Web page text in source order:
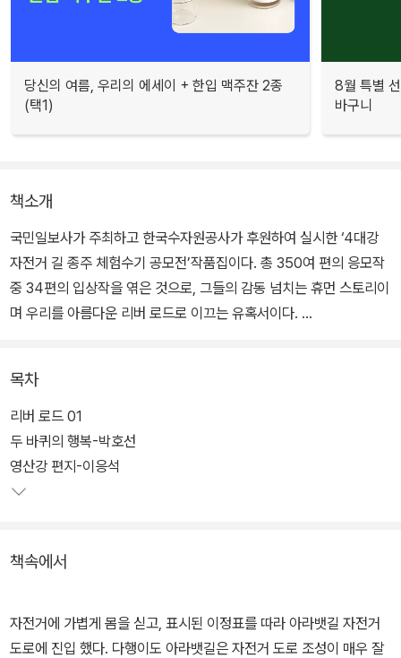
당신의 여름, 우리의 에세이 + 한입 맥주잔 2종
(택1)
8월 특별
바구니
책소개
국민일보사가 주최하고 한국수자원공사가 후원하여 실시한 ‘4대강
자전거 길 종주 체험수기 공모전’작품집이다. 총 350여 편의 응모작
중 34편의 입상작을 엮은 것으로, 그들의 감동 넘치는 휴먼 스토리이
며 우리를 아름다운 리버 로드로 이끄는 유혹서이다.
불타올라, 자전거 마니아라면 국토종주 인증수첩을 살 것이고, 자전
거가 없는 사람이라면 내일 아침 당장 자전거샵으로 달려갈 것이다.
그리고 마침내 이 책에 등장하는 34인처럼 국토종주 여행에 도전하
여 내 강토를 라이딩하고, 내 삶을 힐링하여 마침내 길 위에서 철들 것
이다.
목차
리버 로드 01
두 바퀴의 행복-박호선
영산강 편지-이응석
책속에서
자전거에 가볍게 몸을 싣고, 표시된 이정표를 따라 아라뱃길 자전거
도로에 진입 했다. 다행이도 아라뱃길은 자전거 도로 조성이 매우 잘